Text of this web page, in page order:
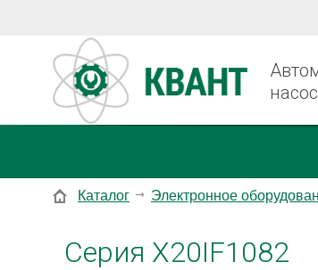
Каталог Электронное
Серия X20IF1082